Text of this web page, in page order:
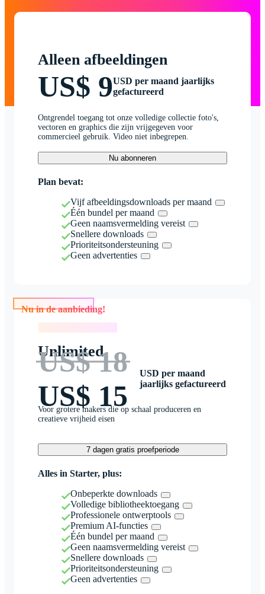
Alleen afbeeldingen
US$ 9USD per maand jaarlijks
gefactureerd
Ontgrendel toegang tot onze volledige collectie foto's,
vectoren en graphics die zijn vrijgegeven voor
commercieel gebruik. Video niet inbegrepen.
Nu abonneren
Plan bevat:
Vijf afbeeldingsdownloads per maand
Één bundel per maand
Geen naamsvermelding vereist
Snellere downloads
Prioriteitsondersteuning
Geen advertenties
Nu in de aanbieding!
Unlimited
US$ 18
US$ 15
USD per maand
jaarlijks gefactureerd
Voor grotere makers die op schaal produceren en
creatieve vrijheid eisen
7 dagen gratis proefperiode
Alles in Starter, plus:
Onbeperkte downloads
Volledige bibliotheektoegang
Professionele ontwerptools
Premium AI-functies
Één bundel per maand
Geen naamsvermelding vereist
Snellere downloads
Prioriteitsondersteuning
Geen advertenties